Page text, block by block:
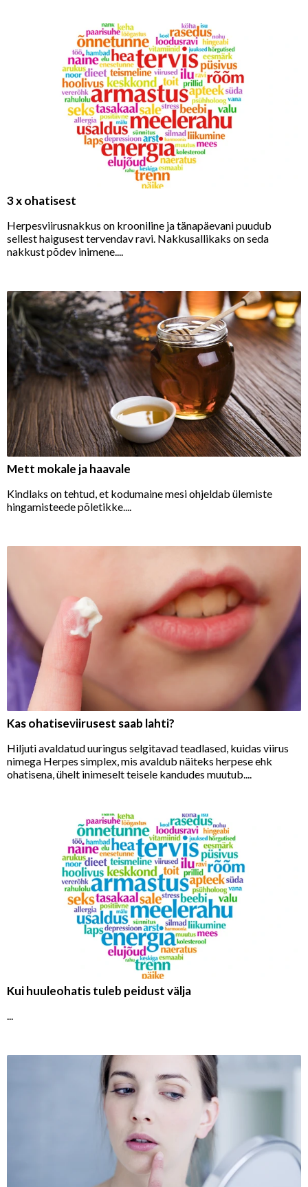
3 x ohatisest
Herpesviirusnakkus on krooniline ja tänapäevani puudub
sellest haigusest tervendav ravi. Nakkusallikaks on seda
nakkust põdev inimene....
Mett mokale ja haavale
Kindlaks on tehtud, et kodumaine mesi ohjeldab ülemiste
hingamisteede põletikke....
Kas ohatiseviirusest saab lahti?
Hiljuti avaldatud uuringus selgitavad teadlased, kuidas viirus
nimega Herpes simplex, mis avaldub näiteks herpese ehk
ohatisena, ühelt inimeselt teisele kandudes muutub....
Kui huuleohatis tuleb peidust välja
...